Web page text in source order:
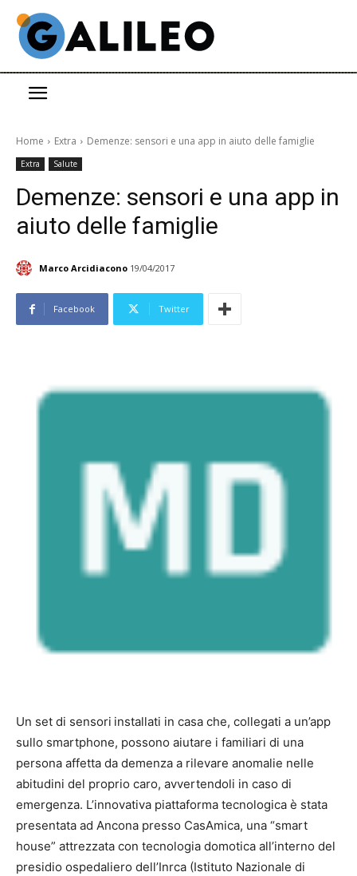
Home Extra Demenze: sensori e una app in aiuto delle famiglie
Extra Salute
Demenze: sensori e una app in
aiuto delle famiglie
Marco Arcidiacono 19/04/2017
Facebook Twitter
Un set di sensori installati in casa che, collegati a un’app
sullo smartphone, possono aiutare i familiari di una
persona affetta da demenza a rilevare anomalie nelle
abitudini del proprio caro, avvertendoli in caso di
emergenza. L’innovativa piattaforma tecnologica è stata
presentata ad Ancona presso CasAmica, una “smart
house” attrezzata con tecnologia domotica all’interno del
presidio ospedaliero dell’Inrca (Istituto Nazionale di